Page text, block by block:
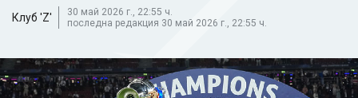
Клуб 'Z'
30 май 2026 г., 22:55 ч.
последна редакция 30 май 2026 г., 22:55 ч.